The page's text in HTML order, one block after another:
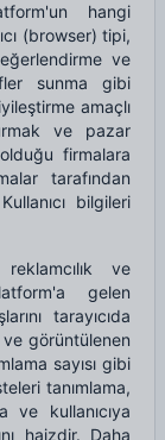
hangi
(browser) tipi,
ve
sunma gibi
amaçlı
ve pazar
firmalara
tarafından
bilgileri
ve
gelen
tarayıcıda
görüntülenen
sayısı gibi
tanımlama,
ve kullanıcıya
haizdir. Daha